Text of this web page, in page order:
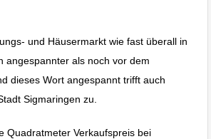
und Häusermarkt wie fast überall in
angespannter als noch vor dem
dieses Wort angespannt trifft auch
Sigmaringen zu.
Quadratmeter Verkaufspreis bei